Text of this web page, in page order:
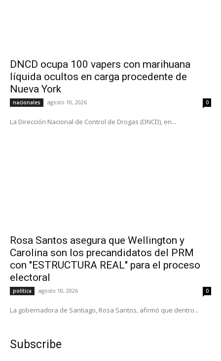
DNCD ocupa 100 vapers con marihuana
líquida ocultos en carga procedente de
Nueva York
nacionales agosto 10, 2026 0
La Dirección Nacional de Control de Drogas (DNCD), en...
Rosa Santos asegura que Wellington y
Carolina son los precandidatos del PRM
con "ESTRUCTURA REAL" para el proceso
electoral
política agosto 10, 2026 0
La gobernadora de Santiago, Rosa Santos, afirmó que dentro...
Subscribe